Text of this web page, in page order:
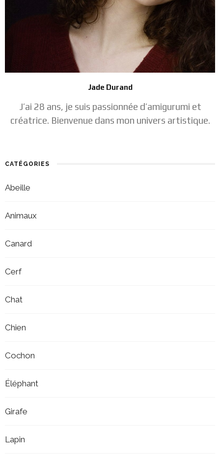
Jade Durand
J’ai 28 ans, je suis passionnée d’amigurumi et
créatrice. Bienvenue dans mon univers artistique.
CATÉGORIES
Abeille
Animaux
Canard
Cerf
Chat
Chien
Cochon
Éléphant
Girafe
Lapin